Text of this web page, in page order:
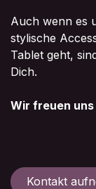
Auch wenn es
stylische
Tablet geht,
Dich.
Wir freuen
Kontakt